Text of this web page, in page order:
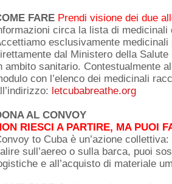
FARE Prendi visione dei due
circa la lista di
esclusivamente
dal Ministero della
ambito sanitario. Contestualmente
con l’elenco dei medicinali
letcubabreathe.org
AL CONVOY
RIESCI A PARTIRE, MA PUOI
to Cuba è un’azione
sull’aereo o sulla barca, puoi
e all’acquisto di materiale